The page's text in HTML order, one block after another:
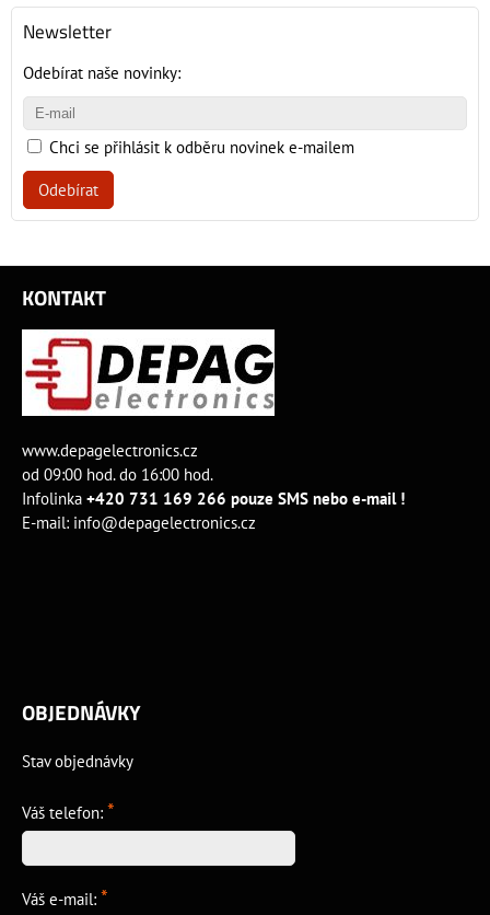
Newsletter
Odebírat naše novinky:
Chci se přihlásit k odběru novinek e-mailem
Odebírat
KONTAKT
www.depagelectronics.cz
od 09:00 hod. do 16:00 hod.
Infolinka +420 731 169 266 pouze SMS nebo e-mail !
E-mail: info@depagelectronics.cz
OBJEDNÁVKY
Stav objednávky
Váš telefon: *
Váš e-mail: *